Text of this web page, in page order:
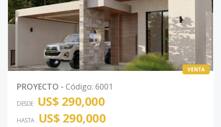
VENTA
PROYECTO - Código: 6001
DESDE US$ 290,000
HASTA US$ 290,000